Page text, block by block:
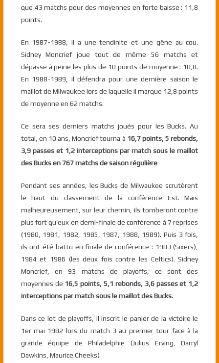
que 43 matchs pour des moyennes en forte baisse : 11,8
points.
En 1987-1988, il a une tendinite et une gêne au cou.
Sidney Moncrief joue tout de même 56 matchs et
dépasse à peine les plus de 10 points de moyenne : 10,8.
En 1988-1989, il défendra pour une dernière saison le
maillot de Milwaukee lors de laquelle il marque 12,8 points
de moyenne en 62 matchs.
Ce sera ses derniers matchs joués pour les Bucks. Au
total, en 10 ans, Moncrief tourna à 16,7 points, 5 rebonds,
3,9 passes et 1,2 interceptions par match sous le maillot
des Bucks en 767 matchs de saison régulière
Pendant ses années, les Bucks de Milwaukee scrutèrent
le haut du classement de la conférence Est. Mais
malheureusement, sur leur chemin, ils tomberont contre
plus fort qu’eux en demi-finale de conférence à 7 reprises
(1980, 1981, 1982, 1985, 1987, 1988, 1989). Puis 3 fois,
ils ont été battu en finale de conférence : 1983 (Sixers),
1984 et 1986 (les deux fois contre les Celtics). Sidney
Moncrief, en 93 matchs de playoffs, ce sont des
moyennes de 16,5 points, 5,1 rebonds, 3,6 passes et 1,2
interceptions par match sous le maillot des Bucks.
Dans ce lot de playoffs, il inscrit le panier de la victoire le
1er mai 1982 lors du match 3 au premier tour face à la
grande équipe de Philadelphie (Julius Erving, Darryl
Dawkins, Maurice Cheeks)